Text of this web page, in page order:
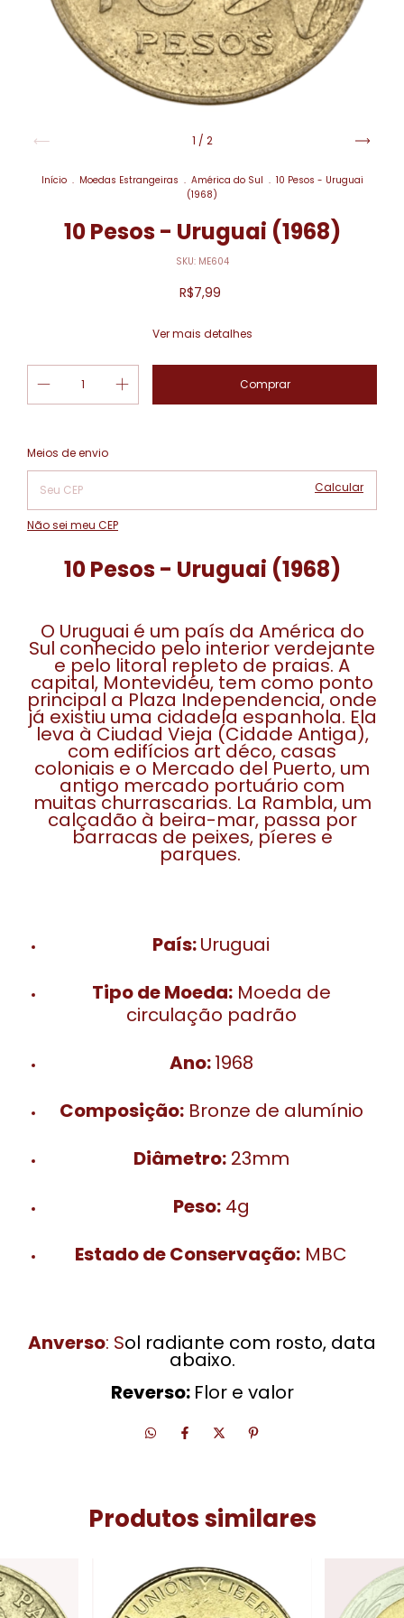
1 / 2
Início . Moedas Estrangeiras . América do Sul . 10 Pesos - Uruguai
(1968)
10 Pesos - Uruguai (1968)
SKU: ME604
R$7,99
Ver mais detalhes
Entregas para o CEP:
Meios de envio
Calcular
Não sei meu CEP
10 Pesos - Uruguai (1968)
O Uruguai é um país da América do
Sul conhecido pelo interior verdejante
e pelo litoral repleto de praias. A
capital, Montevidéu, tem como ponto
principal a Plaza Independencia, onde
já existiu uma cidadela espanhola. Ela
leva à Ciudad Vieja (Cidade Antiga),
com edifícios art déco, casas
coloniais e o Mercado del Puerto, um
antigo mercado portuário com
muitas churrascarias. La Rambla, um
calçadão à beira-mar, passa por
barracas de peixes, píeres e
parques.
País:Uruguai
Tipo de Moeda:Moeda de
circulação padrão
Ano:1968
Composição:Bronze de alumínio
Diâmetro:23mm
Peso:4g
Estado de Conservação: MBC
Anverso: Sol radiante com rosto, data
abaixo.
Reverso: Flor e valor
Produtos similares